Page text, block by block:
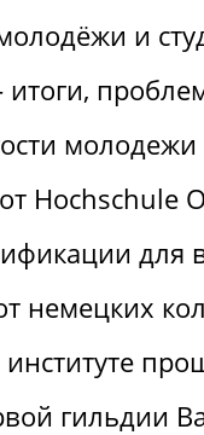
и
молодежи
Hochschule
для
немецких
институте
гильдии